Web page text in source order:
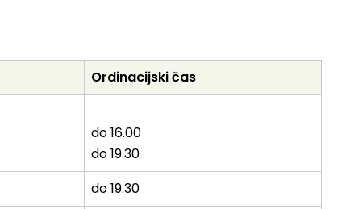
Ordinacijskičas
do 16.00
do 19.30
do 19.30